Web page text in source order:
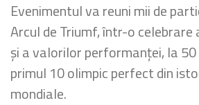
Evenimentul va reuni mii de
Arcul de Triumf, într-o celebrare
și a valorilor performanței, la 50
primul 10 olimpic perfect din
mondiale.